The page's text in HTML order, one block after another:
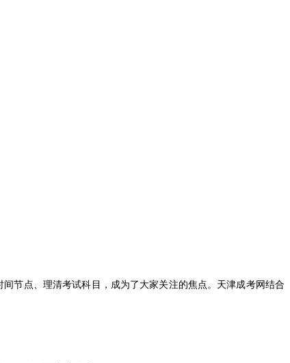
节点、理清考试科目，成为了大家关注的焦点。天津成考网结合